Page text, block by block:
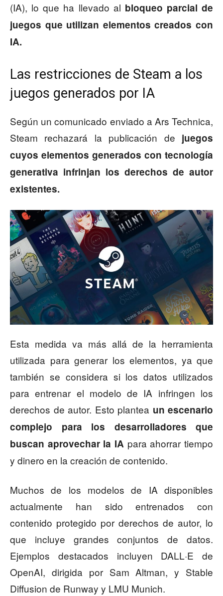
(IA), lo que ha llevado al bloqueo parcial de
juegos que utilizan elementos creados con
IA.
Las restricciones de Steam a los
juegos generados por IA
Según un comunicado enviado a Ars Technica,
Steam rechazará la publicación de juegos
cuyos elementos generados con tecnología
generativa infrinjan los derechos de autor
existentes.
Esta medida va más allá de la herramienta
utilizada para generar los elementos, ya que
también se considera si los datos utilizados
para entrenar el modelo de IA infringen los
derechos de autor. Esto plantea un escenario
complejo para los desarrolladores que
buscan aprovechar la IA para ahorrar tiempo
y dinero en la creación de contenido.
Muchos de los modelos de IA disponibles
actualmente han sido entrenados con
contenido protegido por derechos de autor, lo
que incluye grandes conjuntos de datos.
Ejemplos destacados incluyen DALL·E de
OpenAI, dirigida por Sam Altman, y Stable
Diffusion de Runway y LMU Munich.